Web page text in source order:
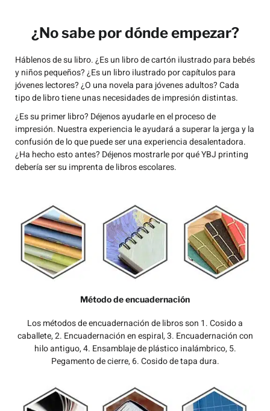
¿No sabe por dónde empezar?
Háblenos de su libro. ¿Es un libro de cartón ilustrado para bebés
y niños pequeños? ¿Es un libro ilustrado por capítulos para
jóvenes lectores? ¿O una novela para jóvenes adultos? Cada
tipo de libro tiene unas necesidades de impresión distintas.
¿Es su primer libro? Déjenos ayudarle en el proceso de
impresión. Nuestra experiencia le ayudará a superar la jerga y la
confusión de lo que puede ser una experiencia desalentadora.
¿Ha hecho esto antes? Déjenos mostrarle por qué YBJ printing
debería ser su imprenta de libros escolares.
Método de encuadernación
Los métodos de encuadernación de libros son 1. Cosido a
caballete, 2. Encuadernación en espiral, 3. Encuadernación con
hilo antiguo, 4. Ensamblaje de plástico inalámbrico, 5.
Pegamento de cierre, 6. Cosido de tapa dura.